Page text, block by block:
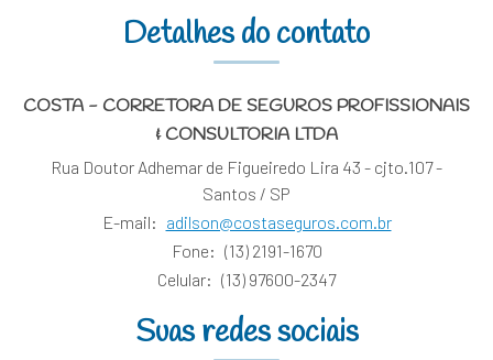
Detalhes do contato
COSTA - CORRETORA DE SEGUROS PROFISSIONAIS
& CONSULTORIA LTDA
Rua Doutor Adhemar de Figueiredo Lira 43 - cjto.107 -
Santos / SP
E-mail: adilson@costaseguros.com.br
Fone: (13) 2191-1670
Celular: (13) 97600-2347
Suas redes sociais